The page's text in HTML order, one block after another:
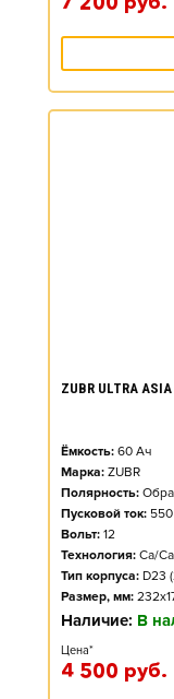
ZUBR ULTRA
Ёмкость: 60 Ач
Марка: ZUBR
Полярность:
Пусковой ток: 550
Вольт: 12
Технология: Ca/Ca
Тип корпуса: D23
Размер, мм:
Наличие: В
Цена*
4 500 руб.